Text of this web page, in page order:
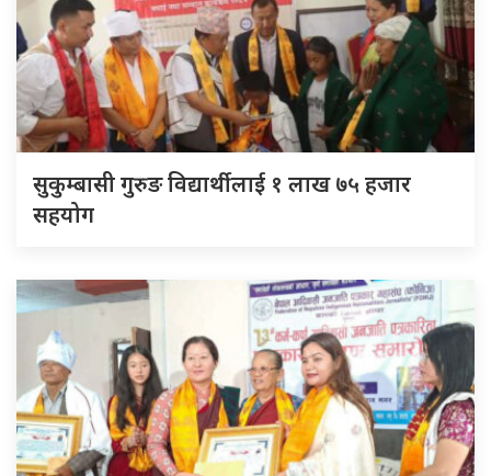
सुकुम्बासी गुरुङ विद्यार्थीलाई १ लाख ७५ हजार
सहयोग